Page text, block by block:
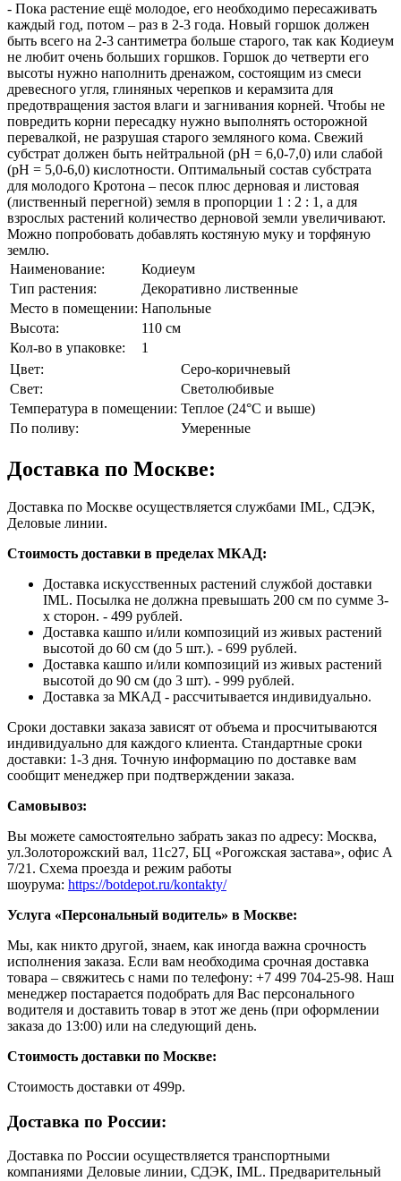
- Пока растение ещё молодое, его необходимо пересаживать
каждый год, потом – раз в 2-3 года. Новый горшок должен
быть всего на 2-3 сантиметра больше старого, так как Кодиеум
не любит очень больших горшков. Горшок до четверти его
высоты нужно наполнить дренажом, состоящим из смеси
древесного угля, глиняных черепков и керамзита для
предотвращения застоя влаги и загнивания корней. Чтобы не
повредить корни пересадку нужно выполнять осторожной
перевалкой, не разрушая старого земляного кома. Свежий
субстрат должен быть нейтральной (pH = 6,0-7,0) или слабой
(pH = 5,0-6,0) кислотности. Оптимальный состав субстрата
для молодого Кротона – песок плюс дерновая и листовая
(лиственный перегной) земля в пропорции 1 : 2 : 1, а для
взрослых растений количество дерновой земли увеличивают.
Можно попробовать добавлять костяную муку и торфяную
землю.
Наименование:
Кодиеум
Тип растения:
Декоративно лиственные
Место в помещении: Напольные
Высота:
110 см
Кол-во в упаковке:
1
Цвет:
Серо-коричневый
Свет:
Светолюбивые
Температура в помещении: Теплое (24°C и выше)
По поливу:
Умеренные
Доставка по Москве:
Доставка по Москве осуществляется службами IML, СДЭК,
Деловые линии.
Стоимость доставки в пределах МКАД:
Доставка искусственных растений службой доставки
IML. Посылка не должна превышать 200 см по сумме 3-
х сторон. - 499 рублей.
Доставка кашпо и/или композиций из живых растений
высотой до 60 см (до 5 шт.). - 699 рублей.
Доставка кашпо и/или композиций из живых растений
высотой до 90 см (до 3 шт). - 999 рублей.
Доставка за МКАД - рассчитывается индивидуально.
Сроки доставки заказа зависят от объема и просчитываются
индивидуально для каждого клиента. Стандартные сроки
доставки: 1-3 дня. Точную информацию по доставке вам
сообщит менеджер при подтверждении заказа.
Самовывоз:
Вы можете самостоятельно забрать заказ по адресу: Москва,
ул.Золоторожский вал, 11с27, БЦ «Рогожская застава», офис А
7/21. Схема проезда и режим работы
шоурума: https://botdepot.ru/kontakty/
Услуга «Персональный водитель» в Москве:
Мы, как никто другой, знаем, как иногда важна срочность
исполнения заказа. Если вам необходима срочная доставка
товара – свяжитесь с нами по телефону: +7 499 704-25-98. Наш
менеджер постарается подобрать для Вас персонального
водителя и доставить товар в этот же день (при оформлении
заказа до 13:00) или на следующий день.
Стоимость доставки по Москве:
Cтоимость доставки от 499р.
Доставка по России:
Доставка по России осуществляется транспортными
компаниями Деловые линии, СДЭК, IML. Предварительный